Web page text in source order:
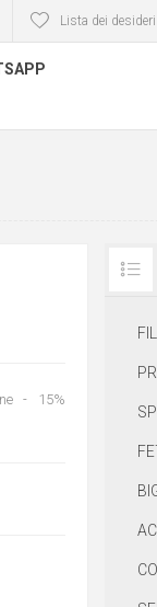
Lista dei desideri
- 15%